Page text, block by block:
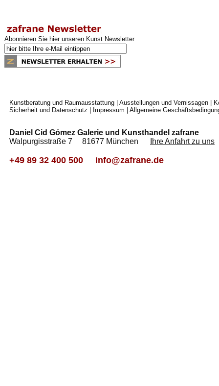
Abonnieren Sie hier unseren Kunst Newsletter
Kunstberatung und Raumausstattung Ausstellungen und Vernissagen
Sicherheit und Datenschutz
Impressum Allgemeine
Daniel Cid Gómez Galerie und Kunsthandel zafrane
Walpurgisstraße 7 81677 München
Ihre Anfahrt zu uns
+49 89 32 400 500 info@zafrane.de